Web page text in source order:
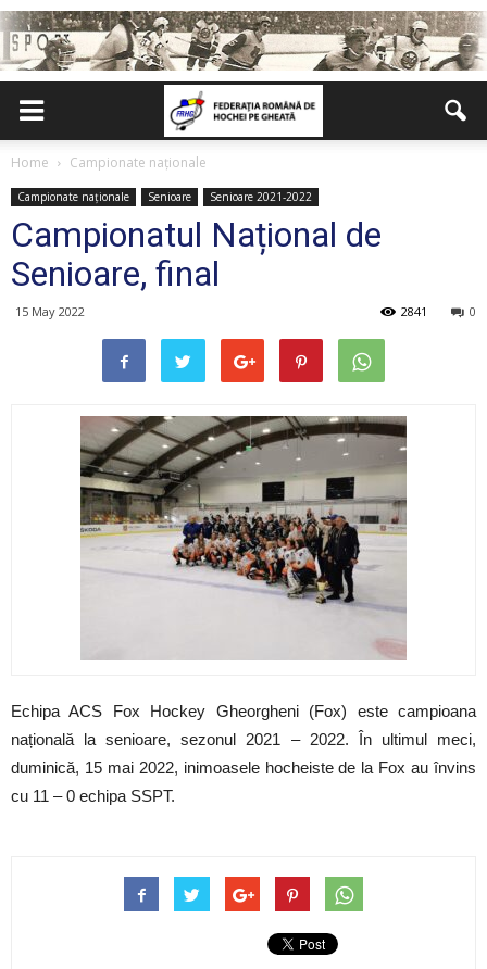
Home Campionate naționale
Campionate naționale Senioare Senioare 2021-2022
Campionatul Național de
Senioare, final
15 May 2022 0
2841
Echipa ACS Fox Hockey Gheorgheni (Fox) este campioana
națională la senioare, sezonul 2021 – 2022. În ultimul meci,
duminică, 15 mai 2022, inimoasele hocheiste de la Fox au învins
cu 11 – 0 echipa SSPT.